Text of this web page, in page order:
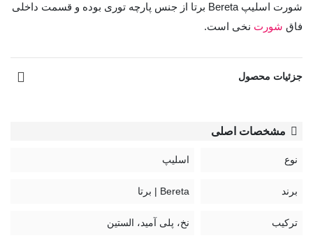
شورت اسلیپ Bereta برتا از جنس پارچه توری بوده و قسمت داخلی
فاق شورت نخی است.
جزئیات محصول
مشخصات اصلی
نوع اسلیپ
برند Bereta | برتا
ترکیب نخ، پلی آمید، الستین